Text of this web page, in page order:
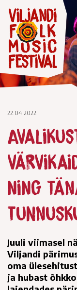
22.04.2022
ning
Juuli viimasel
Viljandi
oma
ja hubast